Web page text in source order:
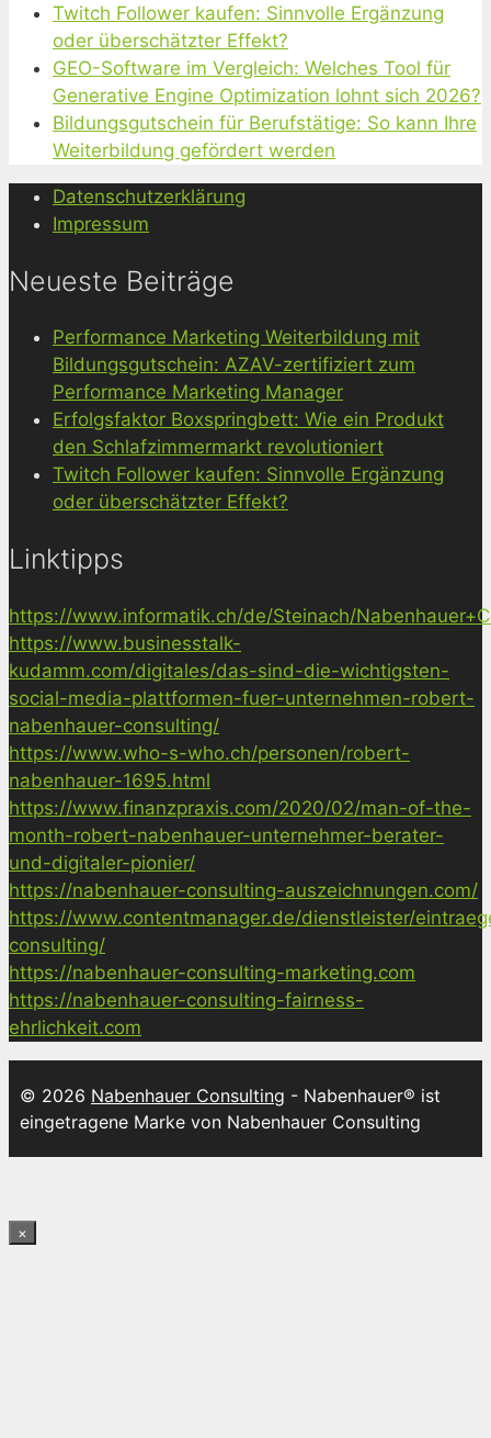
Twitch Follower kaufen: Sinnvolle Ergänzung
oder überschätzter Effekt?
GEO-Software im Vergleich: Welches Tool für
Generative Engine Optimization lohnt sich 2026?
Bildungsgutschein für Berufstätige: So kann Ihre
Weiterbildung gefördert werden
Datenschutzerklärung
Impressum
Neueste Beiträge
Performance Marketing Weiterbildung mit
Bildungsgutschein: AZAV-zertifiziert zum
Performance Marketing Manager
Erfolgsfaktor Boxspringbett: Wie ein Produkt
den Schlafzimmermarkt revolutioniert
Twitch Follower kaufen: Sinnvolle Ergänzung
oder überschätzter Effekt?
Linktipps
https://www.informatik.ch/de/Steinach/
https://www.businesstalk-
kudamm.com/digitales/das-sind-die-wichtigsten-
social-media-plattformen-fuer-unternehmen-robert-
nabenhauer-consulting/
https://www.who-s-who.ch/personen/robert-
nabenhauer-1695.html
https://www.finanzpraxis.com/2020/02/man-of-the-
month-robert-nabenhauer-unternehmer-berater-
und-digitaler-pionier/
https://nabenhauer-consulting-auszeichnungen.com/
https://www.contentmanager.de/dienstleister/
consulting/
https://nabenhauer-consulting-marketing.com
https://nabenhauer-consulting-fairness-
ehrlichkeit.com
© 2026 Nabenhauer Consulting - Nabenhauer® ist
eingetragene Marke von Nabenhauer Consulting
×